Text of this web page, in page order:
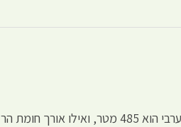
אין אף היסטוריון או ארכיאולוג הטוען שהכותל הוא שריד של בית המקדש או הר הבית. והסיבה פשוטה מאוד, אורך הכותל המערבי הוא 485 מטר, ואילו אורך חומת הר